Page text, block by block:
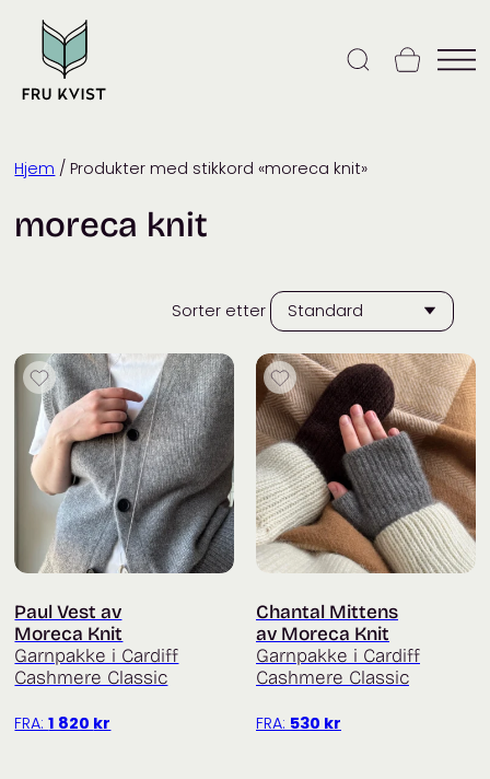
content
Hjem / Produkter med stikkord «moreca knit»
moreca knit
Sorter etter
Paul Vest av
Moreca Knit
Garnpakke i Cardiff
Cashmere Classic
FRA:1 820 kr
Chantal Mittens
av Moreca Knit
Garnpakke i Cardiff
Cashmere Classic
FRA: 530 kr